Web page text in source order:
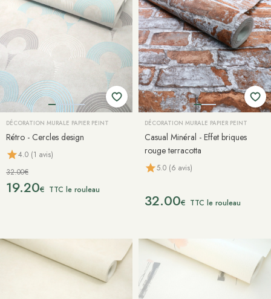
DÉCORATION MURALE PAPIER PEINT
Rétro - Cercles design
4.0 (1 avis)
32.00€
19.20€ TTC le rouleau
DÉCORATION MURALE PAPIER PEINT
Casual Minéral - Effet briques
rouge terracotta
5.0 (6 avis)
32.00€ TTC le rouleau